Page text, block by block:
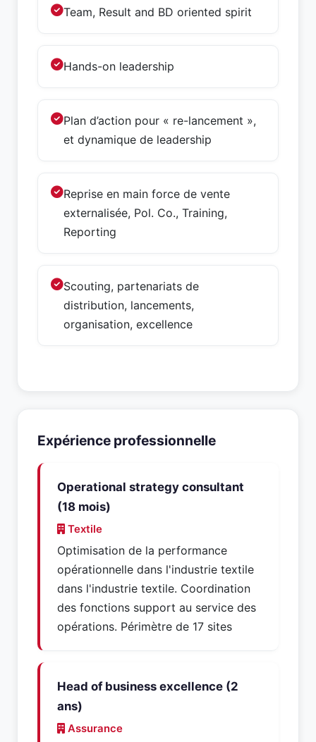
Team, Result and BD oriented spirit
Hands-on leadership
Plan d’action pour « re-lancement »,
et dynamique de leadership
Reprise en main force de vente
externalisée, Pol. Co., Training,
Reporting
Scouting, partenariats de
distribution, lancements,
organisation, excellence
Expérience professionnelle
Operational strategy consultant
(18 mois)
Textile
Optimisation de la performance
opérationnelle dans l'industrie textile
dans l'industrie textile. Coordination
des fonctions support au service des
opérations. Périmètre de 17 sites
Head of business excellence (2
ans)
Assurance